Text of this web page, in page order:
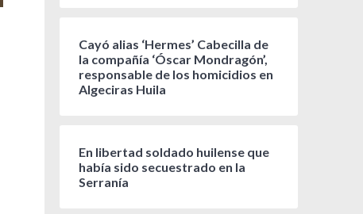
Cayó alias ‘Hermes’ Cabecilla de
la compañía ‘Óscar Mondragón’,
responsable de los homicidios en
Algeciras Huila
En libertad soldado huilense que
había sido secuestrado en la
Serranía